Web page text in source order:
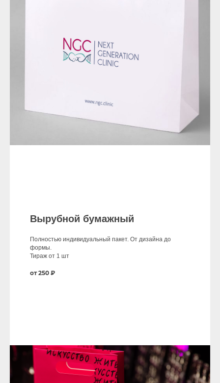
Вырубной бумажный
Полностью индивидуальный пакет. От дизайна до
формы.
Тираж от 1 шт
от 250 ₽